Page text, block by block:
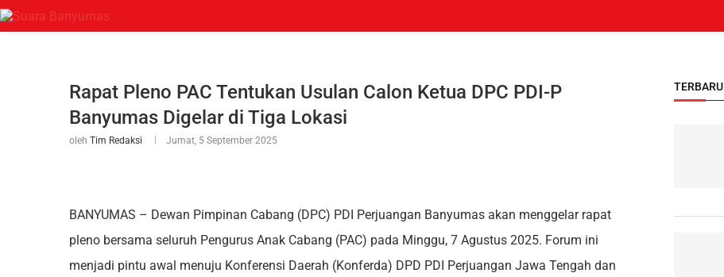
Rapat Pleno PAC Tentukan Usulan Calon Ketua DPC PDI-P
Banyumas Digelar di Tiga Lokasi
oleh Tim Redaksi Jumat, 5 September 2025
BANYUMAS – Dewan Pimpinan Cabang (DPC) PDI Perjuangan Banyumas akan menggelar rapat
pleno bersama seluruh Pengurus Anak Cabang (PAC) pada Minggu, 7 Agustus 2025. Forum ini
menjadi pintu awal menuju Konferensi Daerah (Konferda) DPD PDI Perjuangan Jawa Tengah dan
TERBARU